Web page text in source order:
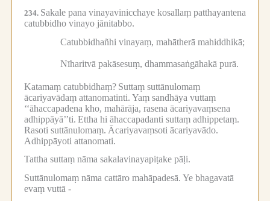
234. Sakale pana vinayavinicchaye kosallaṃ patthayantena
catubbidho vinayo jānitabbo.
Catubbidhañhi vinayaṃ, mahātherā mahiddhikā;
Nīharitvā pakāsesuṃ, dhammasaṅgāhakā purā.
Katamaṃ catubbidhaṃ? Suttaṃ suttānulomaṃ
ācariyavādaṃ attanomatinti. Yaṃ sandhāya vuttaṃ
‘‘āhaccapadena kho, mahārāja, rasena ācariyavaṃsena
adhippāyā’’ti. Ettha hi āhaccapadanti suttaṃ adhippetaṃ.
Rasoti suttānulomaṃ. Ācariyavaṃsoti ācariyavādo.
Adhippāyoti attanomati.
Tattha suttaṃ nāma sakalavinayapiṭake pāḷi.
Suttānulomaṃ nāma cattāro mahāpadesā. Ye bhagavatā
evaṃ vuttā -